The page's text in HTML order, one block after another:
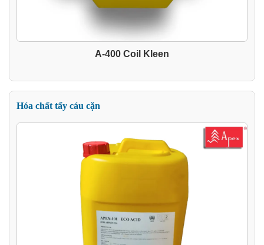
A-400 Coil Kleen
Hóa chất tẩy cáu cặn